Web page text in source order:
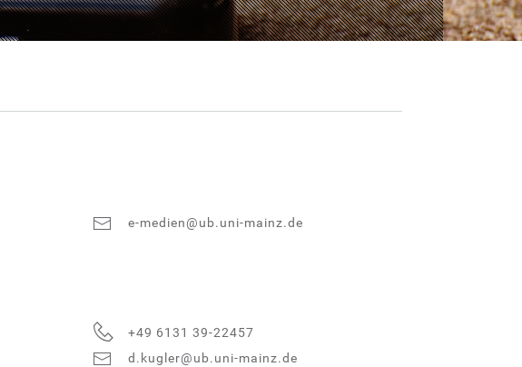
e-medien@ub.uni-mainz.de
+49 6131 39-22457
d.kugler@ub.uni-mainz.de